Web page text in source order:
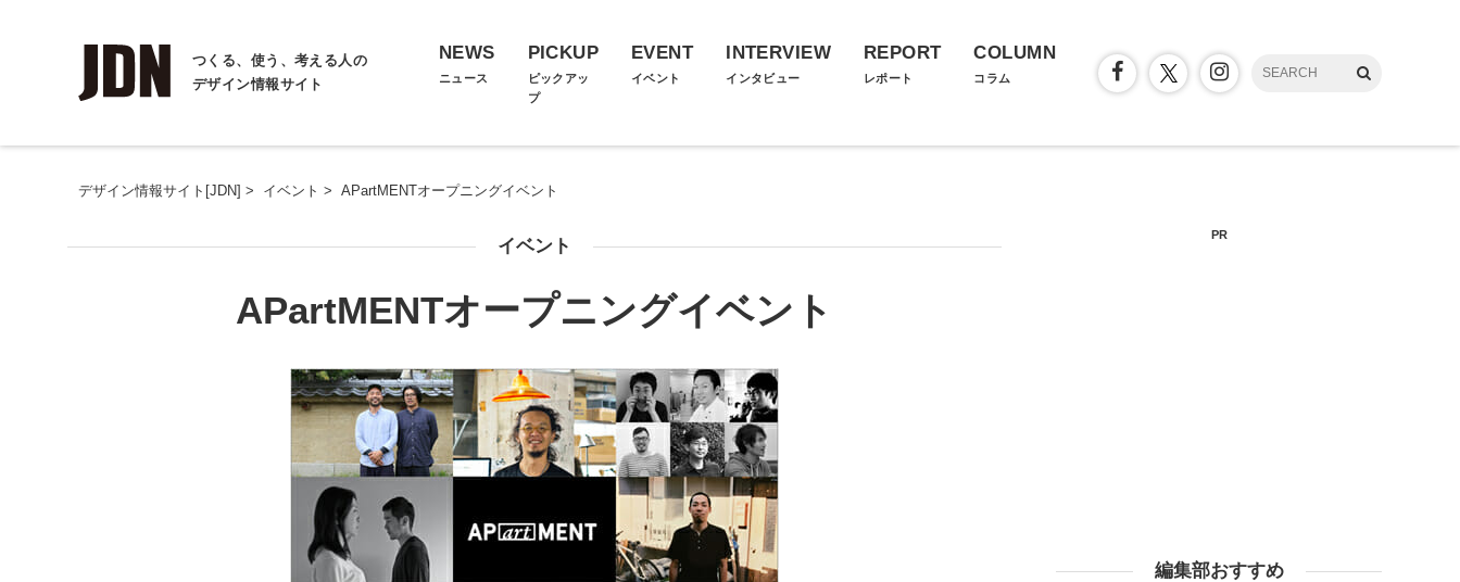
つくる、使う、考える人の
デザイン情報サイト
NEWS
ニュース
PICKUP
ピックアッ
プ
EVENT
イベント
INTERVIEW
インタビュー
REPORT
レポート
COLUMN
コラム
デザイン情報サイト[JDN] > イベント > APartMENTオープニングイベント
イベント
APartMENTオープニングイベント
PR
編集部おすすめ